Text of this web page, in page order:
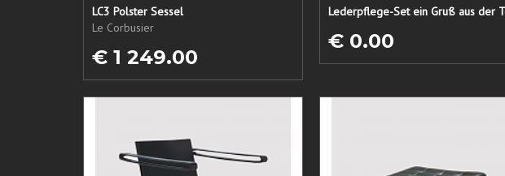
LC3 Polster Sessel
Le Corbusier
€ 1 249.00
€ 0.00